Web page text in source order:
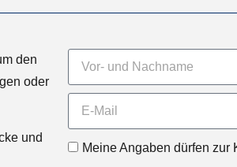
den
oder
und
Meine Angaben dürfen zur